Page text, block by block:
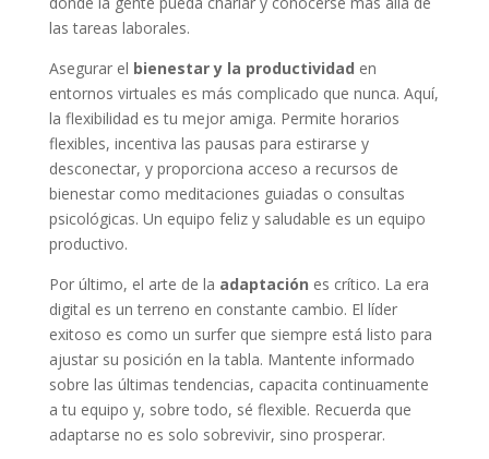
las tareas laborales.
Asegurar el bienestar y la productividad en
entornos virtuales es más complicado que nunca. Aquí,
la flexibilidad es tu mejor amiga. Permite horarios
flexibles, incentiva las pausas para estirarse y
desconectar, y proporciona acceso a recursos de
bienestar como meditaciones guiadas o consultas
psicológicas. Un equipo feliz y saludable es un equipo
productivo.
Por último, el arte de la adaptación es crítico. La era
digital es un terreno en constante cambio. El líder
exitoso es como un surfer que siempre está listo para
ajustar su posición en la tabla. Mantente informado
sobre las últimas tendencias, capacita continuamente
a tu equipo y, sobre todo, sé flexible. Recuerda que
adaptarse no es solo sobrevivir, sino prosperar.